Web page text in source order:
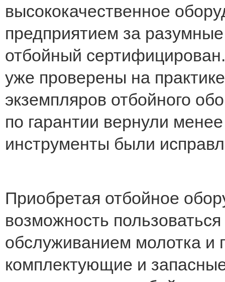
высококачественное
предприятием за
отбойный
уже проверены на
экземпляров отбойного
по гарантии вернули
инструменты были
Приобретая отбойное
возможность
обслуживанием молотка и
комплектующие и